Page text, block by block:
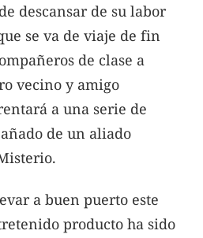
descansar de su labor
se va de viaje de fin
de clase a
vecino y amigo
a una serie de
de un aliado
a buen puerto este
producto ha sido